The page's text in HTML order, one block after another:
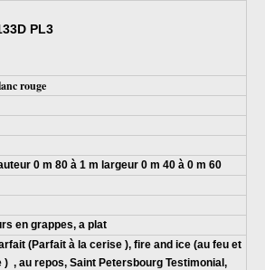
PL3
rouge
0 m 80 à 1 m largeur 0 m 40 à 0 m 60
en grappes, a plat
(Parfait à la cerise ), fire and ice (au feu et
) , au repos, Saint Petersbourg Testimonial,